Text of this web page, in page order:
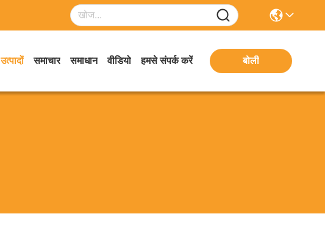
उत्पादों समाचार समाधान वीडियो हमसे संपर्क करें बोली